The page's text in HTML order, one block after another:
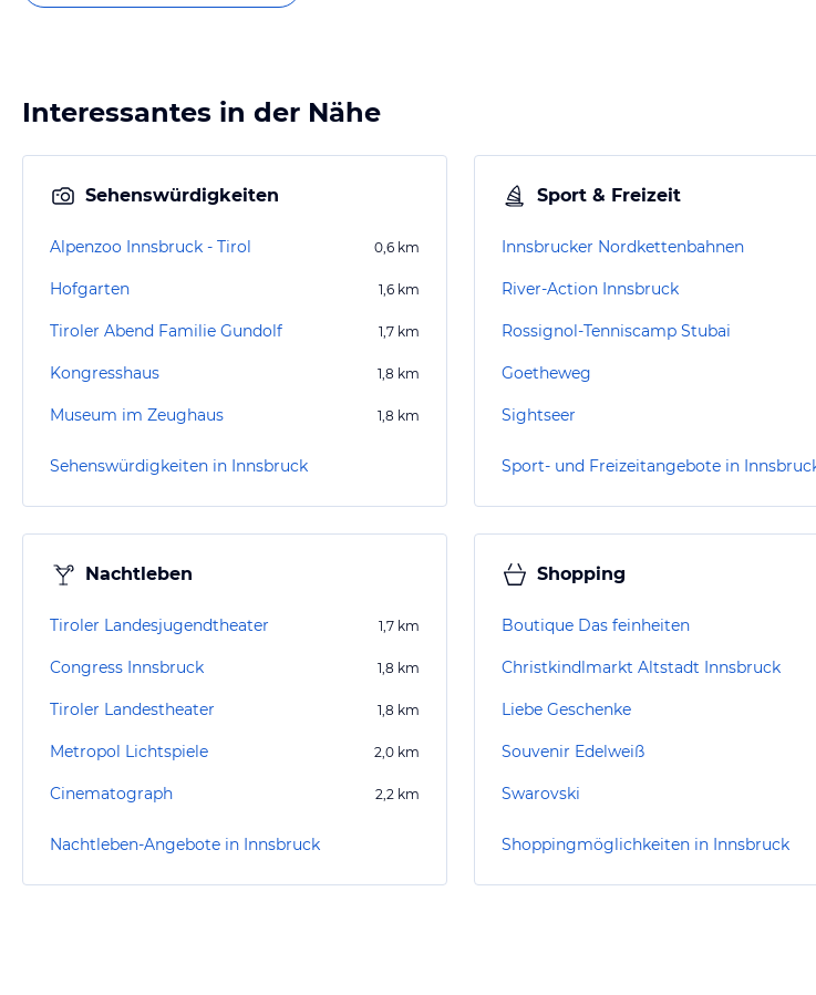
Interessantes in der Nähe
Sehenswürdigkeiten
Alpenzoo Innsbruck - Tirol 0,6 km
Hofgarten 1,6 km
Tiroler Abend Familie Gundolf 1,7 km
Kongresshaus 1,8 km
Museum im Zeughaus 1,8 km
Sehenswürdigkeiten in Innsbruck
Sport & Freizeit
Innsbrucker Nordkettenbahnen
River-Action Innsbruck
Rossignol-Tenniscamp Stubai
Goetheweg
Sightseer
Sport- und Freizeitangebote in
Nachtleben
Tiroler Landesjugendtheater 1,7 km
Congress Innsbruck 1,8 km
Tiroler Landestheater 1,8 km
Metropol Lichtspiele 2,0 km
Cinematograph 2,2 km
Nachtleben-Angebote in Innsbruck
Shopping
Boutique Das feinheiten
Christkindlmarkt Altstadt Innsbruck
Liebe Geschenke
Souvenir Edelweiß
Swarovski
Shoppingmöglichkeiten in Innsbruck